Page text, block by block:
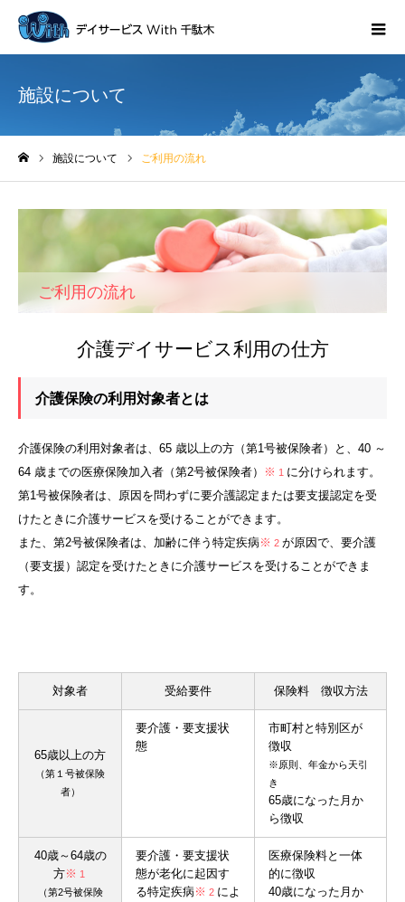
施設について
施設について ご利用の流れ
ご利用の流れ
介護デイサービス利用の仕方
介護保険の利用対象者とは
介護保険の利用対象者は、65 歳以上の方（第1号被保険者）と、40 ～
64 歳までの医療保険加入者（第2号被保険者）
※ 1 に分けられます。
第1号被保険者は、原因を問わずに要介護認定または要支援認定を受
けたときに介護サービスを受けることができます。
また、第2号被保険者は、加齢に伴う特定疾病 ※ 2 が原因で、要介護
（要支援）認定を受けたときに介護サービスを受けることができま
す。
対象者 受給要件 保険料 徴収方法
65歳以上の方
（第１号被保険
者）
要介護・要支援状
態
市町村と特別区が
徴収
※原則、年金から天引
き
65歳になった月か
ら徴収
40歳～64歳の
方※ 1
（第2号被保険
要介護・要支援状
態が老化に起因す
る特定疾病 ※ 2 によ
医療保険料と一体
的に徴収
40歳になった月か